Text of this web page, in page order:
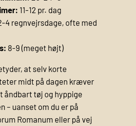
11-12 pr. dag
4 regnvejrsdage, ofte med
8-9 (meget højt)
at selv korte
midt på dagen kræver
åndbart tøj og hyppige
– uanset om du er på
Romanum eller på vej